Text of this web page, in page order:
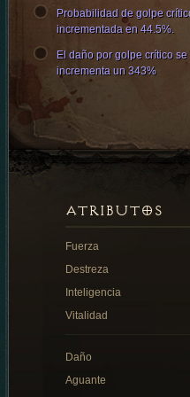
Probabilidad de golpe
incrementada en 44.5%.
El daño por golpe crítico se
incrementa un 343%
ATRIBUTOS
Fuerza
Destreza
Inteligencia
Vitalidad
Daño
Aguante